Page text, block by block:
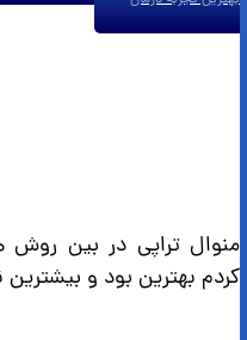
منوال تراپی در بین روش
کردم بهترین بود و